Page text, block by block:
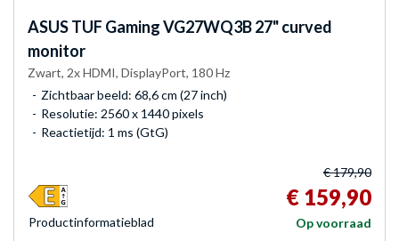
ASUSTUF Gaming VG27WQ3B 27" curved
monitor
Zwart, 2x HDMI, DisplayPort, 180 Hz
Zichtbaar beeld: 68,6 cm (27 inch)
Resolutie: 2560 x 1440 pixels
Reactietijd: 1 ms (GtG)
€ 179,90
€ 159,90
Op voorraad
Product­informatieblad